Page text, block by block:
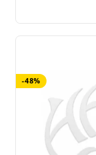
-48%